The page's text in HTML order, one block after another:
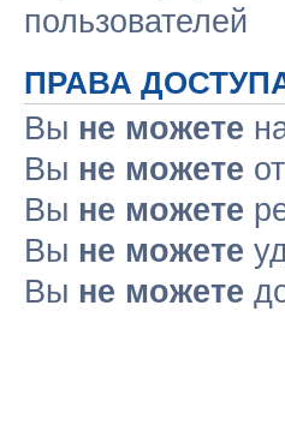
пользователей
ПРАВА
Вы не можете
Вы не можете
Вы не можете
Вы не можете
Вы не можете